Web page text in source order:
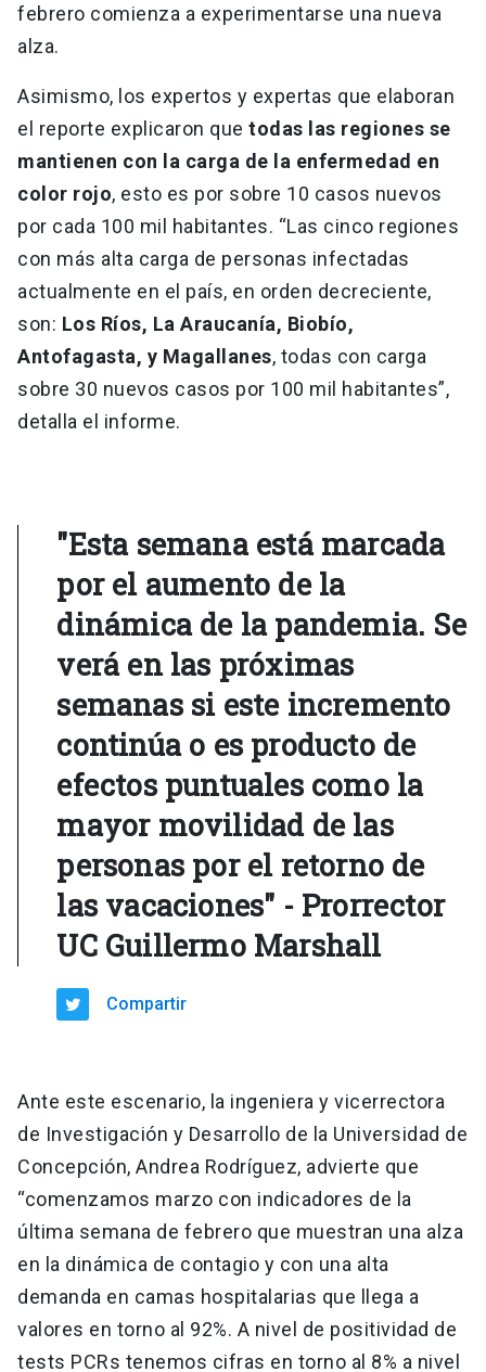
febrero comienza a experimentarse una nueva
alza.
Asimismo, los expertos y expertas que elaboran
el reporte explicaron que todas las regiones se
mantienen con la carga de la enfermedad en
color rojo, esto es por sobre 10 casos nuevos
por cada 100 mil habitantes. “Las cinco regiones
con más alta carga de personas infectadas
actualmente en el país, en orden decreciente,
son: Los Ríos, La Araucanía, Biobío,
Antofagasta, y Magallanes, todas con carga
sobre 30 nuevos casos por 100 mil habitantes”,
detalla el informe.
"Esta semana está marcada
por el aumento de la
dinámica de la pandemia. Se
verá en las próximas
semanas si este incremento
continúa o es producto de
efectos puntuales como la
mayor movilidad de las
personas por el retorno de
las vacaciones" - Prorrector
UC Guillermo Marshall
Compartir
Ante este escenario, la ingeniera y vicerrectora
de Investigación y Desarrollo de la Universidad de
Concepción, Andrea Rodríguez​, advierte que
“comenzamos marzo con indicadores de la
última semana de febrero que muestran una alza
en la dinámica de contagio y con una alta
demanda en camas hospitalarias que llega a
valores en torno al 92%. A nivel de positividad de
tests PCRs tenemos cifras en torno al 8% a nivel